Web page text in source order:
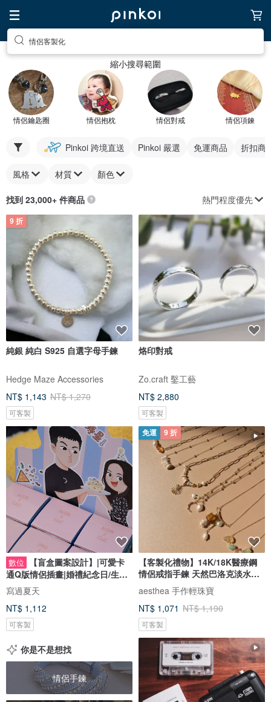
情侶客製化
縮小搜尋範圍
情侶鑰匙圈 情侶抱枕 情侶對戒 情侶項鍊
Pinkoi 跨境直送 Pinkoi 嚴選 免運商品 折扣商
風格 材質 顏色
找到 23,000+ 件商品 熱門程度優先
9 折
純銀 純白 S925 自選字母手鍊
Hedge Maze Accessories
NT$ 1,143 NT$ 1,270
可客製
烙印對戒
Zo.craft 鑿工藝
NT$ 2,880
可客製
數位
【盲盒圖案設計】|可愛卡
通Q版情侶插畫|婚禮紀念日/生日
禮物客製
寫過夏天
NT$ 1,112
可客製
免運 9 折
【客製化禮物】14K/18K醫療鋼
情侶戒指手鍊 天然巴洛克淡水珍
aesthea 手作輕珠寶
NT$ 1,071 NT$ 1,190
可客製
你是不是想找
情侶手鍊